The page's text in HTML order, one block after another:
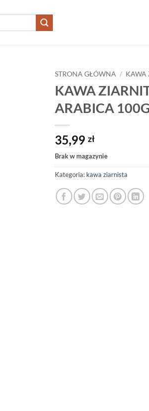
STRONA GŁÓWNA / KAWA
KAWA
ARABICA 100G
35,99 zł
Brak w magazynie
Kategoria: kawa ziarnista